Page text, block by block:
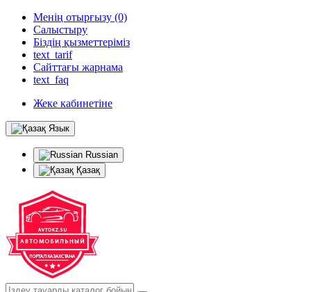
Менің отырғызу (0)
Салыстыру
Біздің қызметтеріміз
text_tarif
Сайттағы жарнама
text_faq
Жеке кабинетіне
Язык
Russian
Қазақ